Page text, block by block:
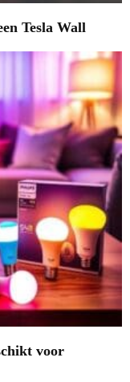
Tesla Wall
voor